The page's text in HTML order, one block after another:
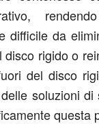
difficile da
disco rigido o
del disco
soluzioni
questa